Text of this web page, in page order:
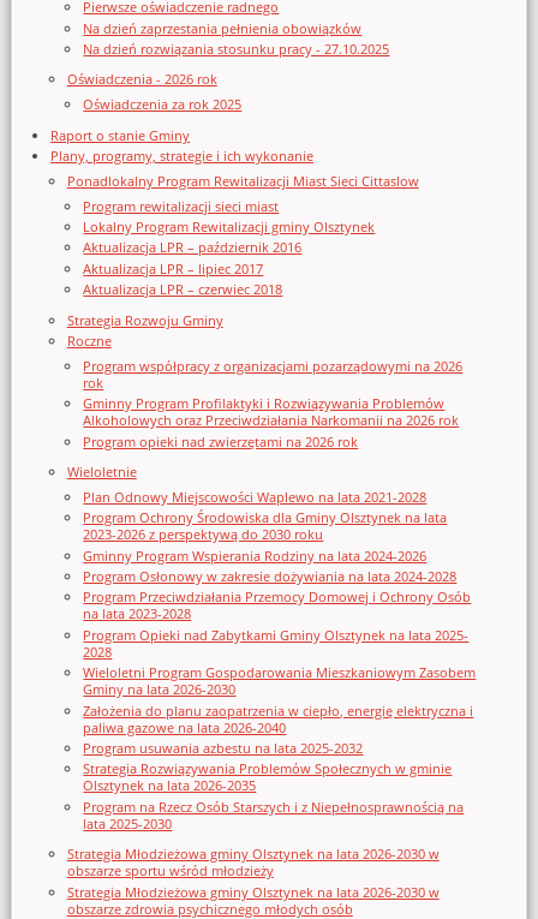
Pierwsze oświadczenie radnego
Na dzień zaprzestania pełnienia obowiązków
Na dzień rozwiązania stosunku pracy - 27.10.2025
Oświadczenia - 2026 rok
Oświadczenia za rok 2025
Raport o stanie Gminy
Plany, programy, strategie i ich wykonanie
Ponadlokalny Program Rewitalizacji Miast Sieci Cittaslow
Program rewitalizacji sieci miast
Lokalny Program Rewitalizacji gminy Olsztynek
Aktualizacja LPR – październik 2016
Aktualizacja LPR – lipiec 2017
Aktualizacja LPR – czerwiec 2018
Strategia Rozwoju Gminy
Roczne
Program współpracy z organizacjami pozarządowymi na 2026
rok
Gminny Program Profilaktyki i Rozwiązywania Problemów
Alkoholowych oraz Przeciwdziałania Narkomanii na 2026 rok
Program opieki nad zwierzętami na 2026 rok
Wieloletnie
Plan Odnowy Miejscowości Waplewo na lata 2021-2028
Program Ochrony Środowiska dla Gminy Olsztynek na lata
2023-2026 z perspektywą do 2030 roku
Gminny Program Wspierania Rodziny na lata 2024-2026
Program Osłonowy w zakresie dożywiania na lata 2024-2028
Program Przeciwdziałania Przemocy Domowej i Ochrony Osób
na lata 2023-2028
Program Opieki nad Zabytkami Gminy Olsztynek na lata 2025-
2028
Wieloletni Program Gospodarowania Mieszkaniowym Zasobem
Gminy na lata 2026-2030
Założenia do planu zaopatrzenia w ciepło, energię elektryczna i
paliwa gazowe na lata 2026-2040
Program usuwania azbestu na lata 2025-2032
Strategia Rozwiązywania Problemów Społecznych w gminie
Olsztynek na lata 2026-2035
Program na Rzecz Osób Starszych i z Niepełnosprawnością na
lata 2025-2030
Strategia Młodzieżowa gminy Olsztynek na lata 2026-2030 w
obszarze sportu wśród młodzieży
Strategia Młodzieżowa gminy Olsztynek na lata 2026-2030 w
obszarze zdrowia psychicznego młodych osób